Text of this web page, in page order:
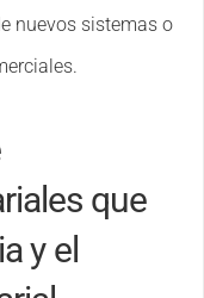
nuevos sistemas o
que
y el